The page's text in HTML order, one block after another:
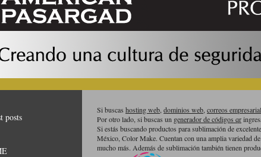
posts
Si buscas hosting web, dominios web, correos
Por otro lado, si buscas un generador de códigos qr
Si estás buscando productos para sublimación de
México, Color Make. Cuentan con una amplia variedad
mucho más. Además de sublimación también tienen